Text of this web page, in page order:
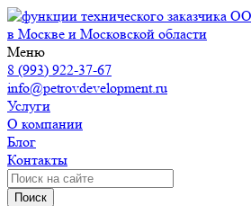
в Москве и Московской области
Меню
8 (993) 922-37-67
info@petrovdevelopment.ru
Услуги
О компании
Блог
Контакты
Поиск